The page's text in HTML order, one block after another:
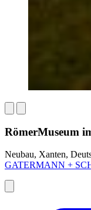
RömerMuseum
Neubau, Xanten,
GATERMANN +